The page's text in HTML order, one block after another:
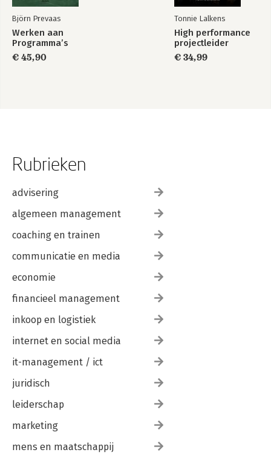
Björn Prevaas
Werken aan
Programma’s
€ 45,90
Tonnie Lalkens
High performance
projectleider
€ 34,99
Rubrieken
advisering
algemeen management
coaching en trainen
communicatie en media
economie
financieel management
inkoop en logistiek
internet en social media
it-management / ict
juridisch
leiderschap
marketing
mens en maatschappij